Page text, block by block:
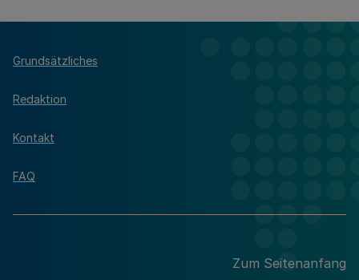
Grundsätzliches
Redaktion
Kontakt
FAQ
Zum Seitenanfang